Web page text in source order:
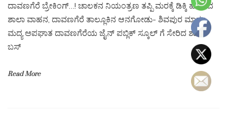
ದಾವಣಗೆರೆ ಬ್ರೇಕಿಂಗ್…! ಚಾಲಕನ ನಿಯಂತ್ರಣ ತಪ್ಪಿ ಮರಕ್ಕೆ ಡಿಕ್ಕಿ ಹೊಡೆದ
ಶಾಲಾ ವಾಹನ, ದಾವಣಗೆರೆ ತಾಲ್ಲೂಕಿನ ಆನಗೋಡು- ಶಿವಪುರ ಮಾರ್ಗ
ಮದ್ಯ ಅಪಘಾತ ದಾವಣಗೆರೆಯ ಜೈನ್ ಪಬ್ಲಿಕ್ ಸ್ಕೂಲ್ ಗೆ ಸೇರಿದ ಶಾಲಾ
ಬಸ್
Read More